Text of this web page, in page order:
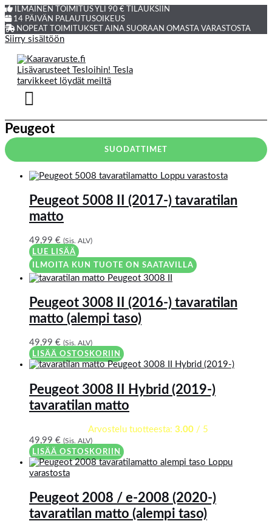
ILMAINEN TOIMITUS YLI 90 € TILAUKSIIN
14 PÄIVÄN PALAUTUSOIKEUS
NOPEAT TOIMITUKSET AINA SUORAAN OMASTA VARASTOSTA
Siirry sisältöön
Peugeot
SUODATTIMET
Loppu varastosta
Peugeot 5008 II (2017-) tavaratilan
matto
49,99 € (Sis. ALV)
LUE LISÄÄ
ILMOITA KUN TUOTE ON SAATAVILLA
Peugeot 3008 II (2016-) tavaratilan
matto (alempi taso)
49,99 € (Sis. ALV)
LISÄÄ OSTOSKORIIN
Peugeot 3008 II Hybrid (2019-)
tavaratilan matto
Arvostelu tuotteesta: 3.00 / 5
49,99 € (Sis. ALV)
LISÄÄ OSTOSKORIIN
Loppu
varastosta
Peugeot 2008 / e-2008 (2020-)
tavaratilan matto (alempi taso)